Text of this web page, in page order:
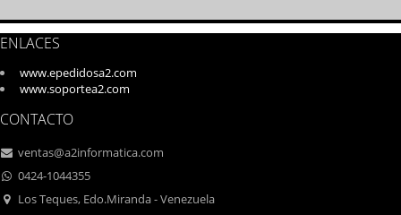
ENLACES
www.epedidosa2.com
www.soportea2.com
CONTACTO
ventas@a2informatica.com
0424-1044355
Los Teques, Edo.Miranda - Venezuela